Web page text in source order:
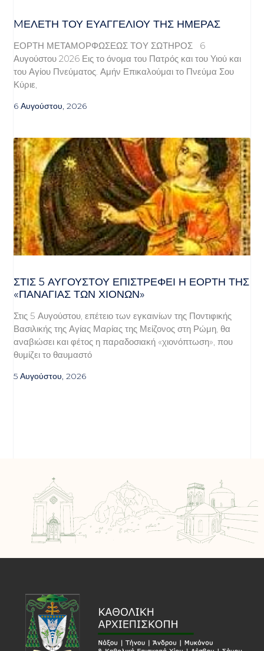
MΕΛΈΤΗ ΤΟΥ ΕΥΑΓΓΕΛΊΟΥ ΤΗΣ ΗΜΈΡΑΣ
ΕΟΡΤΗ ΜΕΤΑΜΟΡΦΩΣΕΩΣ ΤΟΥ ΣΩΤΗΡΟΣ 6
Αυγούστου 2026 Εις το όνομα του Πατρός και του Υιού και
του Αγίου Πνεύματος. Αμήν Επικαλούμαι το Πνεύμα Σου
Κύριε,
6 Αυγούστου, 2026
ΣΤΙΣ 5 ΑΥΓΟΎΣΤΟΥ ΕΠΙΣΤΡΈΦΕΙ Η ΕΟΡΤΉ ΤΗΣ
«ΠΑΝΑΓΊΑΣ ΤΩΝ ΧΙΌΝΩΝ»
Στις 5 Αυγούστου, επέτειο των εγκαινίων της Ποντιφικής
Βασιλικής της Αγίας Μαρίας της Μείζονος στη Ρώμη, θα
αναβιώσει και φέτος η παραδοσιακή «χιονόπτωση», που
θυμίζει το θαυμαστό
5 Αυγούστου, 2026